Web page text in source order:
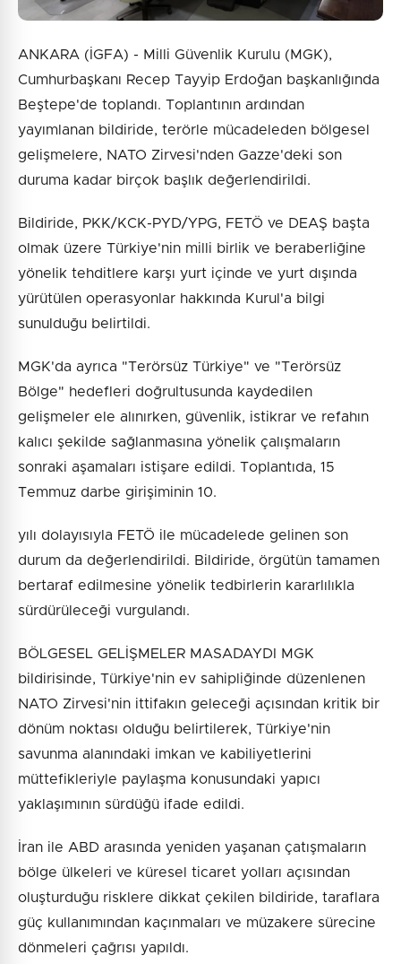
ANKARA (İGFA) - Milli Güvenlik Kurulu (MGK),
Cumhurbaşkanı Recep Tayyip Erdoğan başkanlığında
Beştepe'de toplandı. Toplantının ardından
yayımlanan bildiride, terörle mücadeleden bölgesel
gelişmelere, NATO Zirvesi'nden Gazze'deki son
duruma kadar birçok başlık değerlendirildi.
Bildiride, PKK/KCK-PYD/YPG, FETÖ ve DEAŞ başta
olmak üzere Türkiye'nin milli birlik ve beraberliğine
yönelik tehditlere karşı yurt içinde ve yurt dışında
yürütülen operasyonlar hakkında Kurul'a bilgi
sunulduğu belirtildi.
MGK'da ayrıca "Terörsüz Türkiye" ve "Terörsüz
Bölge" hedefleri doğrultusunda kaydedilen
gelişmeler ele alınırken, güvenlik, istikrar ve refahın
kalıcı şekilde sağlanmasına yönelik çalışmaların
sonraki aşamaları istişare edildi. Toplantıda, 15
Temmuz darbe girişiminin 10.
yılı dolayısıyla FETÖ ile mücadelede gelinen son
durum da değerlendirildi. Bildiride, örgütün tamamen
bertaraf edilmesine yönelik tedbirlerin kararlılıkla
sürdürüleceği vurgulandı.
BÖLGESEL GELİŞMELER MASADAYDI MGK
bildirisinde, Türkiye'nin ev sahipliğinde düzenlenen
NATO Zirvesi'nin ittifakın geleceği açısından kritik bir
dönüm noktası olduğu belirtilerek, Türkiye'nin
savunma alanındaki imkan ve kabiliyetlerini
müttefikleriyle paylaşma konusundaki yapıcı
yaklaşımının sürdüğü ifade edildi.
İran ile ABD arasında yeniden yaşanan çatışmaların
bölge ülkeleri ve küresel ticaret yolları açısından
oluşturduğu risklere dikkat çekilen bildiride, taraflara
güç kullanımından kaçınmaları ve müzakere sürecine
dönmeleri çağrısı yapıldı.